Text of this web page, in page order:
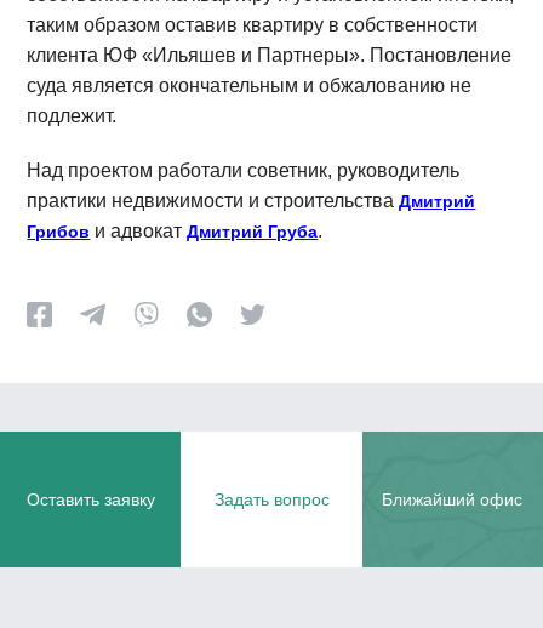
таким образом оставив квартиру в собственности
клиента ЮФ «Ильяшев и Партнеры». Постановление
суда является окончательным и обжалованию не
подлежит.
Над проектом работали советник, руководитель
практики недвижимости и строительстваДмитрий
Грибов и адвокатДмитрий Груба.
Оставить заявку Задать вопрос Ближайший офис